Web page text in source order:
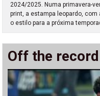
2024/2025. Numa primavera-
print, a estampa leopardo,
o estilo para a próxima
Off the record